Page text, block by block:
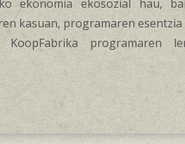
ekonomia ekosozial hau,
kasuan, programaren esentzia
KoopFabrika programaren